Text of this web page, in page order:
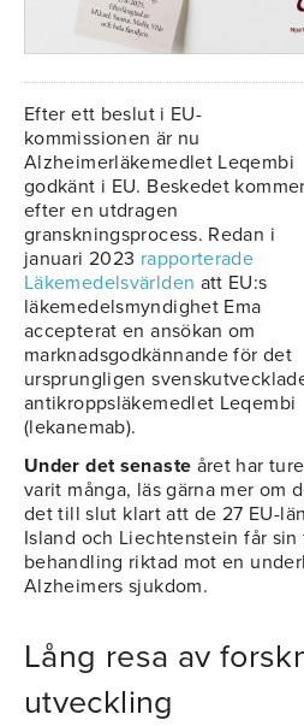
Efter ett beslut i EU-
kommissionen är nu
Alzheimerläkemedlet Leqembi
godkänt i EU. Beskedet kommer
efter en utdragen
granskningsprocess. Redan i
januari 2023 rapporterade
Läkemedelsvärlden att EU:s
läkemedelsmyndighet Ema
accepterat en ansökan om
marknadsgodkännande för det
ursprungligen
antikroppsläkemedlet Leqembi
(lekanemab).
Under det senaste året har
varit många, läs gärna mer om
det till slut klart att de 27 EU-
Island och Liechtenstein får sin
behandling riktad mot en
Alzheimers sjukdom.
Lång resa av
utveckling